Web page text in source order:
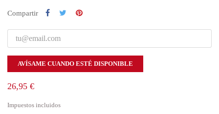
Compartir
AVÍSAME CUANDO ESTÉ DISPONIBLE
26,95 €
Impuestos incluidos